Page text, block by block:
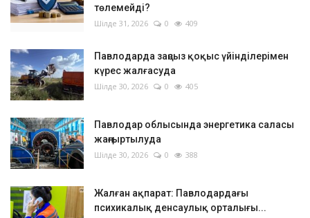
төлемейді?
Шілде 31, 2026 0 409
Павлодарда заңсыз қоқыс үйінділерімен
күрес жалғасуда
Шілде 30, 2026 0 405
Павлодар облысында энергетика саласы
жаңғыртылуда
Шілде 30, 2026 0 388
Жалған ақпарат: Павлодардағы
психикалық денсаулық орталығы...